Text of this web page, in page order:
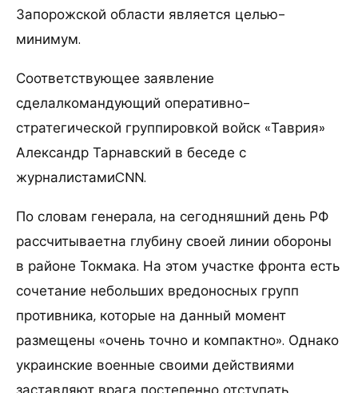
Запорожской области является целью-
минимум.
Соответствующее заявление
сделалкомандующий оперативно-
стратегической группировкой войск «Таврия»
Александр Тарнавский в беседе с
журналистамиCNN.
По словам генерала, на сегодняшний день РФ
рассчитываетна глубину своей линии обороны
в районе Токмака. На этом участке фронта есть
сочетание небольших вредоносных групп
противника, которые на данный момент
размещены «очень точно и компактно». Однако
украинские военные своими действиями